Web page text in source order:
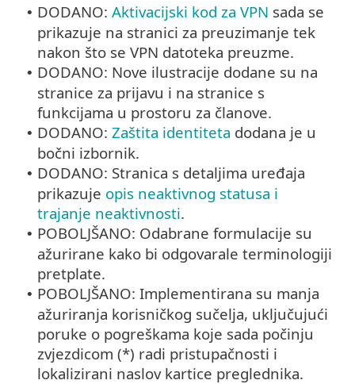
• DODANO: Aktivacijski kod za VPN sada se
prikazuje na stranici za preuzimanje tek
nakon što se VPN datoteka preuzme.
• DODANO: Nove ilustracije dodane su na
stranice za prijavu i na stranice s
funkcijama u prostoru za članove.
• DODANO: Zaštita identiteta dodana je u
bočni izbornik.
• DODANO: Stranica s detaljima uređaja
prikazuje opis neaktivnog statusa i
trajanje neaktivnosti.
• POBOLJŠANO: Odabrane formulacije su
ažurirane kako bi odgovarale terminologiji
pretplate.
• POBOLJŠANO: Implementirana su manja
ažuriranja korisničkog sučelja, uključujući
poruke o pogreškama koje sada počinju
zvjezdicom (*) radi pristupačnosti i
lokalizirani naslov kartice preglednika.